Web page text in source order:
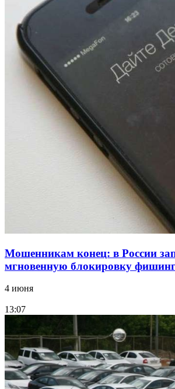
Покушение на убийство в
напала на незнакомую женщину
12:39
Сладкий праздник в
парке прошёл фестиваль
Волгоградские компании
заключены контракты на 3,6
Мошенникам конец: в России
мгновенную блокировку
4 июня
13:07